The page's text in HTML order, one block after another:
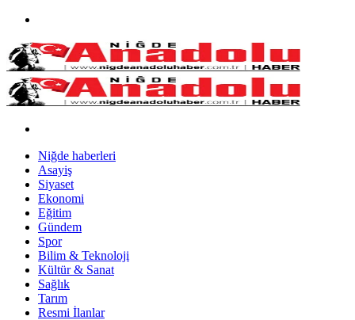
Niğde haberleri
Asayiş
Siyaset
Ekonomi
Eğitim
Gündem
Spor
Bilim & Teknoloji
Kültür & Sanat
Sağlık
Tarım
Resmi İlanlar